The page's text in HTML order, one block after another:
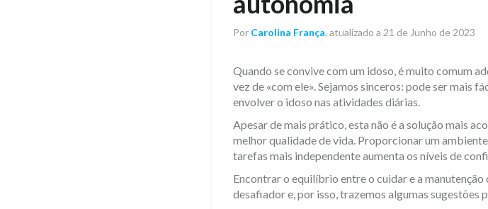
Por Carolina França, atualizado a 21 de Junho de 2023
Quando se convive com um idoso, é muito comum
vez de «com ele». Sejamos sinceros: pode ser mais
envolver o idoso nas atividades diárias.
Apesar de mais prático, esta não é a solução mais
melhor qualidade de vida. Proporcionar um
tarefas mais independente aumenta os níveis de
Encontrar o equilíbrio entre o cuidar e a
desafiador e, por isso, trazemos algumas sugestões